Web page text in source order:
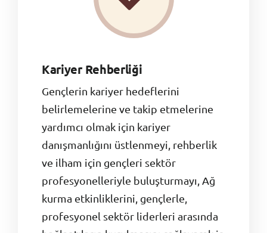
Kariyer Rehberliği
Gençlerin kariyer hedeflerini
belirlemelerine ve takip etmelerine
yardımcı olmak için kariyer
danışmanlığını üstlenmeyi, rehberlik
ve ilham için gençleri sektör
profesyonelleriyle buluşturmayı, Ağ
kurma etkinliklerini, gençlerle,
profesyonel sektör liderleri arasında